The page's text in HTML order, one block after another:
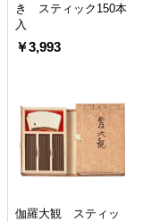
き スティック150本
入
￥3,993
伽羅大観 スティッ